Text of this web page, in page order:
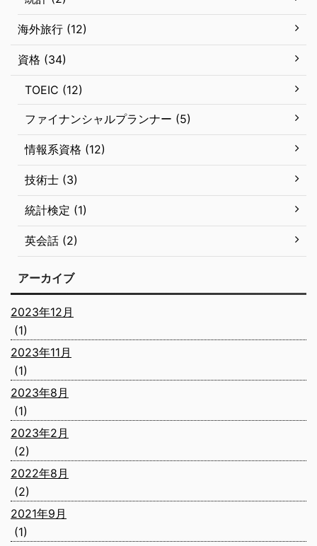
海外旅行 (12)
資格 (34)
TOEIC (12)
ファイナンシャルプランナー (5)
情報系資格 (12)
技術士 (3)
統計検定 (1)
英会話 (2)
アーカイブ
2023年12月
(1)
2023年11月
(1)
2023年8月
(1)
2023年2月
(2)
2022年8月
(2)
2021年9月
(1)